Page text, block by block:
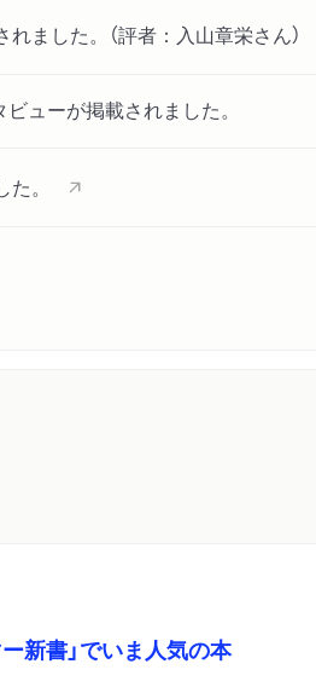
ました。（評者：入山章栄さん）
ューが掲載されました。
。
新書」でいま人気の本